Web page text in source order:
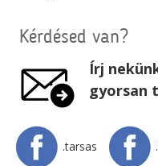
Kérdésed van?
Írj
gyorsan
.tarsas